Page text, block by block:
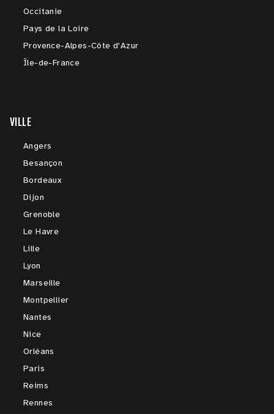
Occitanie
Pays de la Loire
Provence-Alpes-Côte d'Azur
Île-de-France
VILLE
Angers
Besançon
Bordeaux
Dijon
Grenoble
Le Havre
Lille
Lyon
Marseille
Montpellier
Nantes
Nice
Orléans
Paris
Reims
Rennes